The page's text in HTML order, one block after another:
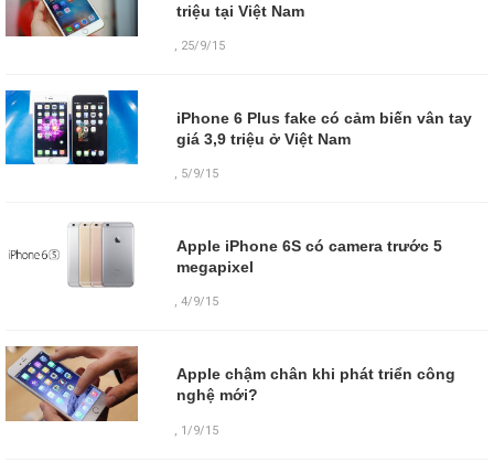
triệu tại Việt Nam
, 25/9/15
iPhone 6 Plus fake có cảm biến vân tay
giá 3,9 triệu ở Việt Nam
, 5/9/15
Apple iPhone 6S có camera trước 5
megapixel
,4/9/15
Apple chậm chân khi phát triển công
nghệ mới?
1/9/15